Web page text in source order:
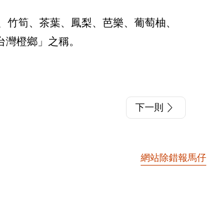
筍、茶葉、鳳梨、芭樂、葡萄柚、
橙鄉」之稱。
下一則
網站除錯報馬仔